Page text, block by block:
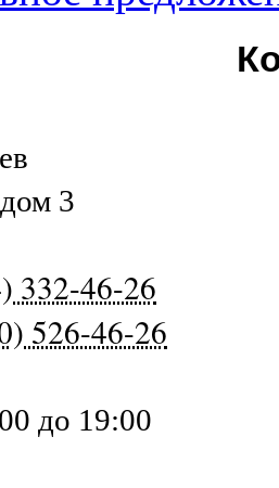
3
332-46-26
526-46-26
до 19:00